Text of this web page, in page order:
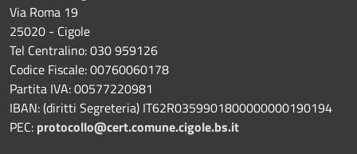
Via Roma 19
25020 - Cigole
Tel Centralino: 030 959126
Codice Fiscale: 00760060178
Partita IVA: 00577220981
IBAN: (diritti Segreteria) IT62R0359901800000000190194
PEC: protocollo@cert.comune.cigole.bs.it